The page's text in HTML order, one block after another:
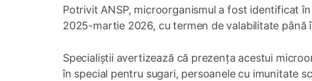
Potrivit ANSP, microorganismul a fost identificat
2025-martie 2026, cu termen de valabilitate până
Specialiștii avertizează că prezența acestui
în special pentru sugari, persoanele cu imunitate